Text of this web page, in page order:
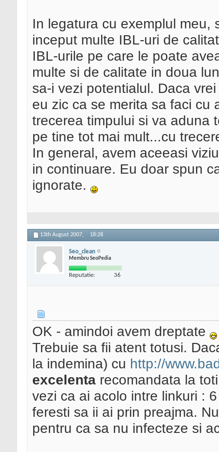
In legatura cu exemplul meu,
inceput multe IBL-uri de
IBL-urile pe care le poate
multe si de calitate in doua
sa-i vezi potentialul. Daca
eu zic ca se merita sa faci cu
trecerea timpului si va aduna
pe tine tot mai mult...cu
In general, avem aceeasi
in continuare. Eu doar spun
ignorate.
13th August 2007, 18:28
Seo_clean
Membru SeoPedia
Reputatie: 36
OK - amindoi avem dreptate
Trebuie sa fii atent totusi.
la indemina) cu http://
excelenta recomandata la
vezi ca ai acolo intre linkuri :
feresti sa ii ai prin preajma.
pentru ca sa nu infecteze si